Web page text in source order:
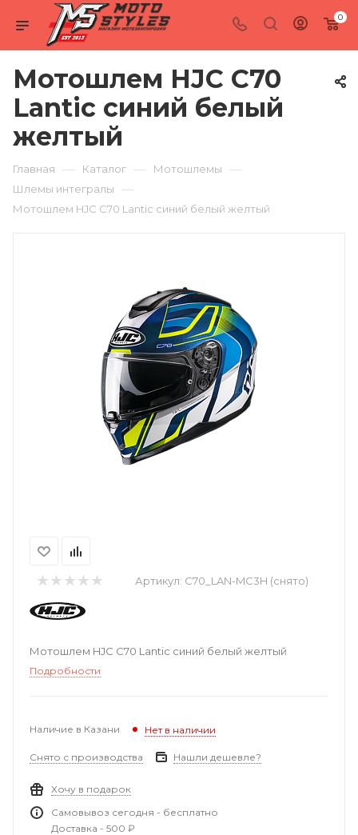
0
Мотошлем HJC C70
Lantic синий белый
желтый
Главная — Каталог — Мотошлемы —
Шлемы интегралы —
Мотошлем HJC C70 Lantic синий белый желтый
Артикул: C70_LAN-MC3H (снято)
Мотошлем HJC C70 Lantic синий белый желтый
Подробности
Наличие в Казани Нет в наличии
Снято с производства Нашли дешевле?
Хочу в подарок
Самовывоз сегодня - бесплатно
Доставка - 500 ₽